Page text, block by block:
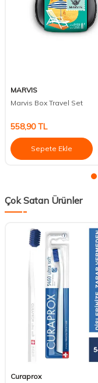
MARVIS
Marvis Box Travel Set
558,90TL
Sepete Ekle
Çok Satan Ürünler
Curaprox